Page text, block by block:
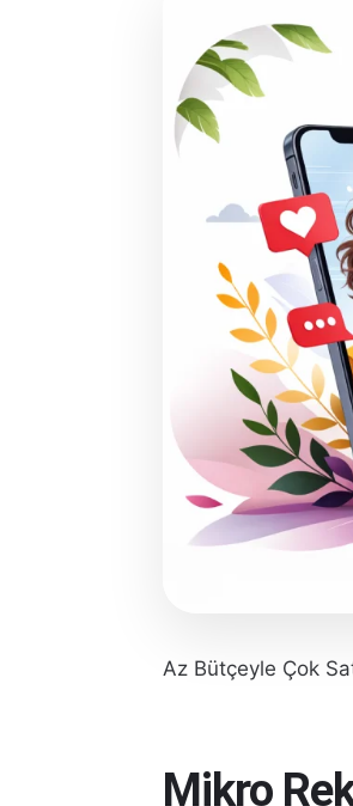
Az Bütçeyle Çok
Mikro